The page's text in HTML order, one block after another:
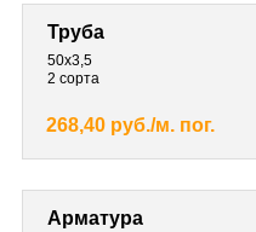
Труба
50х3,5
2 сорта
268,40 руб./м. пог.
Арматура